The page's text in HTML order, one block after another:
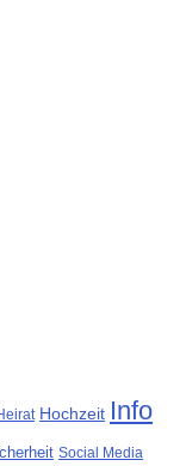
Hochzeit Info
Social Media